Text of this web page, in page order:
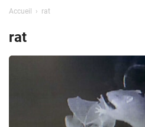
Accueil rat
rat